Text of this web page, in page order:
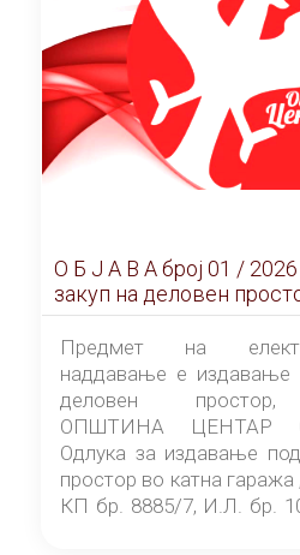
О Б Ј А В А брoj 01 /
закуп на деловен
ЕЛЕКТРОНСКО ЈАВНО
Предмет на
наддавање е издавање
деловен простор,
ОПШТИНА ЦЕНТАР
Одлука за издавање
простор во катна гаража
КП бр. 8885/7, И.Л. бр.